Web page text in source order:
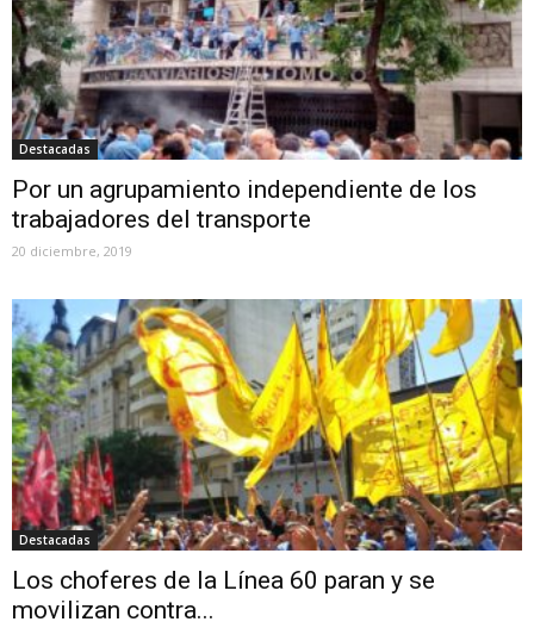
Destacadas
Por un agrupamiento independiente de los
trabajadores del transporte
20 diciembre, 2019
Destacadas
Los choferes de la Línea 60 paran y se
movilizan contra...